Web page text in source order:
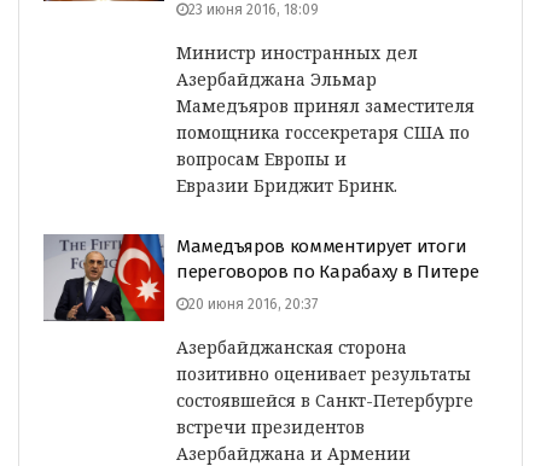
23 июня 2016, 18:09
Министр иностранных дел
Азербайджана Эльмар
Мамедъяров принял заместителя
помощника госсекретаря США по
вопросам Европы и
Евразии Бриджит Бринк.
Мамедъяров комментирует итоги
переговоров по Карабаху в Питере
20 июня 2016, 20:37
Азербайджанская сторона
позитивно оценивает результаты
состоявшейся в Санкт-Петербурге
встречи президентов
Азербайджана и Армении